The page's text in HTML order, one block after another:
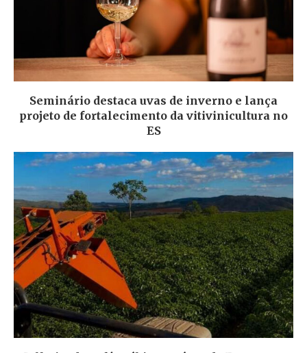
Seminário destaca uvas de inverno e lança
projeto de fortalecimento da vitivinicultura no
ES